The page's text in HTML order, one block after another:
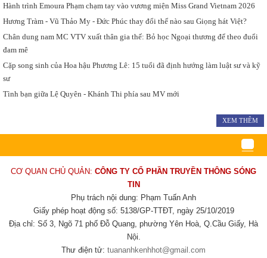
Hành trình Emoura Phạm chạm tay vào vương miện Miss Grand Vietnam 2026
Hương Tràm - Vũ Thảo My - Đức Phúc thay đổi thế nào sau Giọng hát Việt?
Chân dung nam MC VTV xuất thân gia thế: Bỏ học Ngoại thương để theo đuổi
đam mê
Cặp song sinh của Hoa hậu Phương Lê: 15 tuổi đã định hướng làm luật sư và kỹ
sư
Tình bạn giữa Lệ Quyên - Khánh Thi phía sau MV mới
XEM THÊM
CƠ QUAN CHỦ QUẢN: CÔNG TY CỔ PHẦN TRUYỀN THÔNG SÓNG
TIN
Phụ trách nội dung: Phạm Tuấn Anh
Giấy phép hoạt động số: 5138/GP-TTĐT, ngày 25/10/2019
Địa chỉ: Số 3, Ngõ 71 phố Đỗ Quang, phường Yên Hoà, Q.Cầu Giấy, Hà
Nội.
Thư điện tử: tuananhkenhhot@gmail.com